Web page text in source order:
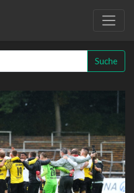
Suche